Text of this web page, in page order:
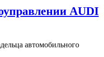
AUDI
автомобильного